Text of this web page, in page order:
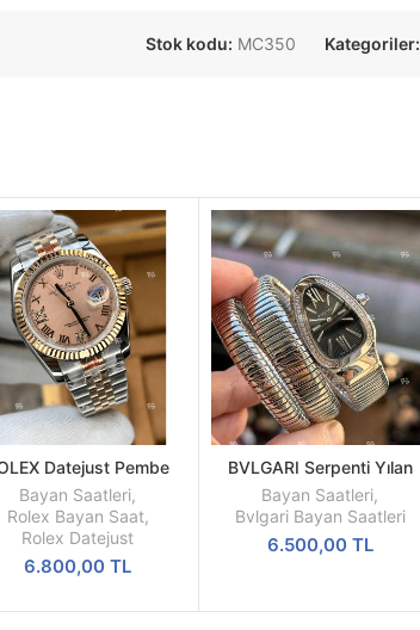
Stok kodu: MC350 Kategoriler:
SEPETE
EKLE
Datejust Pembe
36MM Kadın Saati
Bayan Saatleri,
Rolex Bayan Saat,
Rolex Datejust
6.800,00TL
SEPETE
EKLE
BVLGARI Serpenti Yılan
Gümüş Renk 3 Sarmal
Siyah Kadran Kadın Saati
Bayan Saatleri,
Bvlgari Bayan Saatleri
6.500,00 TL